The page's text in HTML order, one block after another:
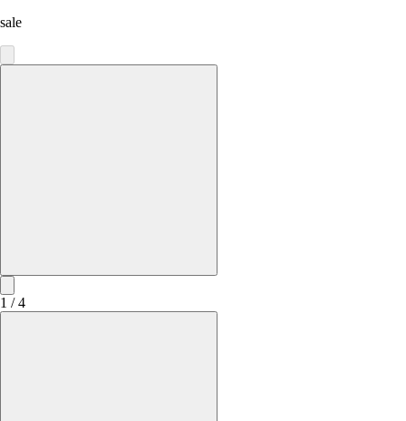
sale
1 / 4